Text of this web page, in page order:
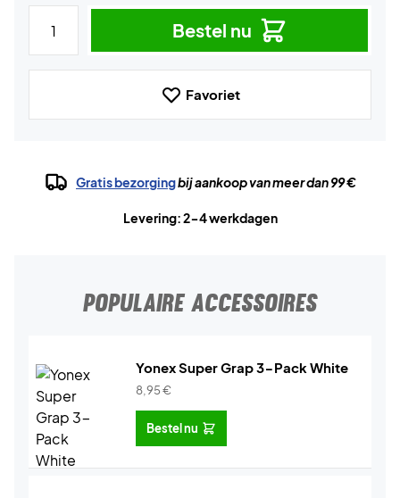
Bestel nu
Favoriet
Gratis bezorgingbij aankoop van meer dan 99 €
Levering: 2-4 werkdagen
POPULAIRE ACCESSOIRES
Yonex Super Grap 3-Pack White
8,95€
Bestel nu